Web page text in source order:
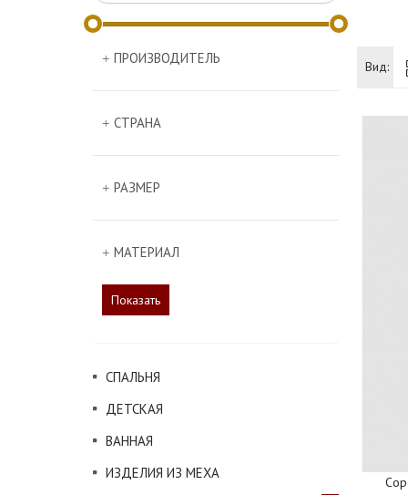
ПРОИЗВОДИТЕЛЬ
СТРАНА
РАЗМЕР
МАТЕРИАЛ
Показать
СПАЛЬНЯ
ДЕТСКАЯ
ВАННАЯ
ИЗДЕЛИЯ ИЗ МЕХА
Вид: